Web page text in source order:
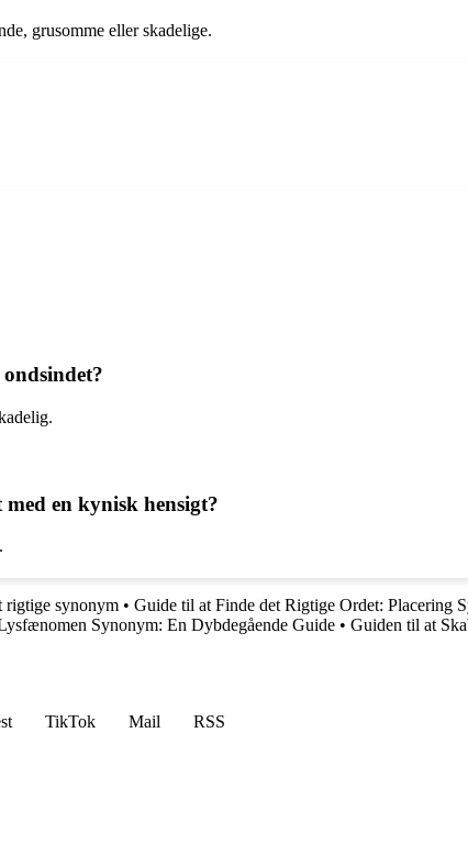
grusomme eller skadelige.
en kynisk hensigt?
rigtige synonym • Guide til at Finde det Rigtige Ordet: Placering
Synonym: En Dybdegående Guide • Guiden til at
TikTok Mail
RSS